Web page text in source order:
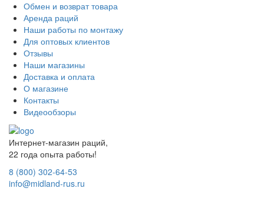
Обмен и возврат товара
Аренда раций
Наши работы по монтажу
Для оптовых клиентов
Отзывы
Наши магазины
Доставка и оплата
О магазине
Контакты
Видеообзоры
Интернет-магазин раций,
22 года опыта работы!
8 (800) 302-64-53
info@midland-rus.ru